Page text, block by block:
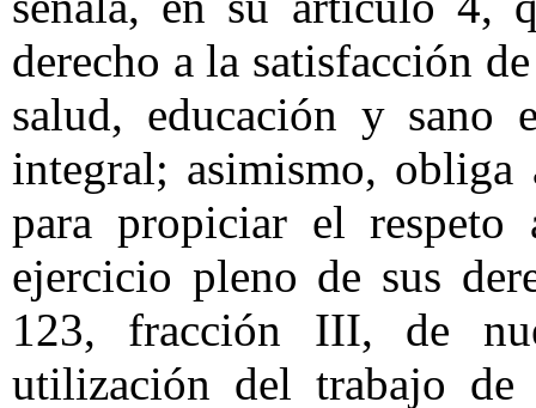
derecho a la satisfacción
salud, educación y sano
integral; asimismo, obliga
para propiciar el
ejercicio pleno de sus
123, fracción III, de
utilización del trabajo de